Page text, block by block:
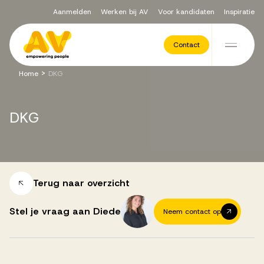
Ga naar de inhoud
Aanmelden Werken bij AV Voor kandidaten Inspiratie
Contact
Voor opdrachtgevers
Recruitment Services
Vacatures
Home > DKG
DKG
Terug naar overzicht
Stel je vraag aan Diede Neem contact op